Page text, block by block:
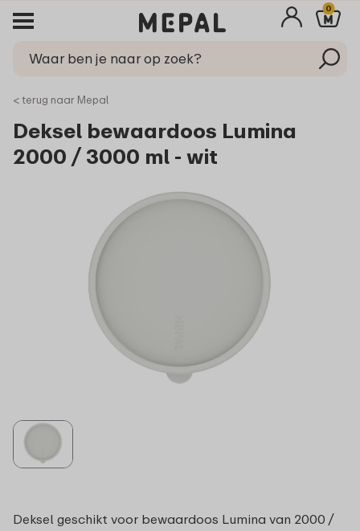
0
< terug naar Mepal
Deksel bewaardoos Lumina
2000 / 3000 ml - wit
Deksel geschikt voor bewaardoos Lumina van 2000 /